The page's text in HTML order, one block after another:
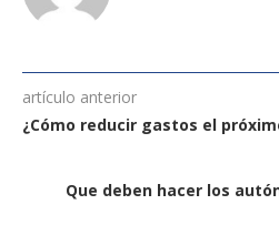
artículo anterior
¿Cómo reducir gastos el
Que deben hacer los